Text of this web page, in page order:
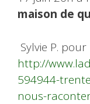
maison de
Sylvie P. pour
http://
594944-
nous-